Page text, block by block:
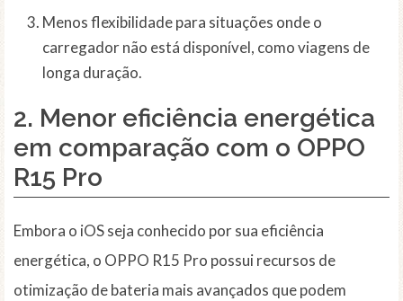
Menos flexibilidade para situações onde o
carregador não está disponível, como viagens de
longa duração.
2. Menor eficiência energética
em comparação com o OPPO
R15 Pro
Embora o iOS seja conhecido por sua eficiência
energética, o OPPO R15 Pro possui recursos de
otimização de bateria mais avançados que podem